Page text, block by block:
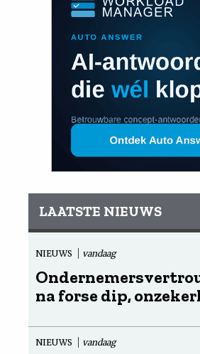
LAATSTE NIEUWS
NIEUWS vandaag
na forse dip,
NIEUWS vandaag